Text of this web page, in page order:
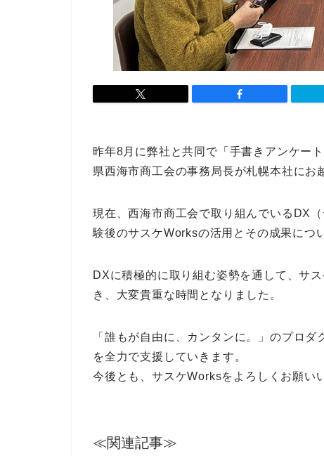
昨年8月に弊社と共同で「手書きアンケー
県西海市商工会の事務局長が札幌本社にお
現在、西海市商工会で取り組んでいるDX
験後のサスケWorksの活用とその成果につ
DXに積極的に取り組む姿勢を通して、サ
き、大変貴重な時間となりました。
「誰もが自由に、カンタンに。」のプロ
を全力で支援していきます。
今後とも、サスケWorksをよろしくお願い
≪関連記事≫